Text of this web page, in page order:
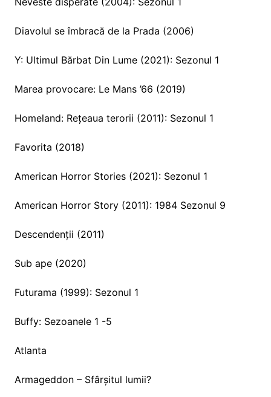
Diavolul se îmbracă de la Prada (2006)
Y: Ultimul Bărbat Din Lume (2021): Sezonul 1
Marea provocare: Le Mans ’66 (2019)
Homeland: Rețeaua terorii (2011): Sezonul 1
Favorita (2018)
American Horror Stories (2021): Sezonul 1
American Horror Story (2011): 1984 Sezonul 9
Descendenții (2011)
Sub ape (2020)
Futurama (1999): Sezonul 1
Buffy: Sezoanele 1 -5
Atlanta
Armageddon – Sfârșitul lumii?